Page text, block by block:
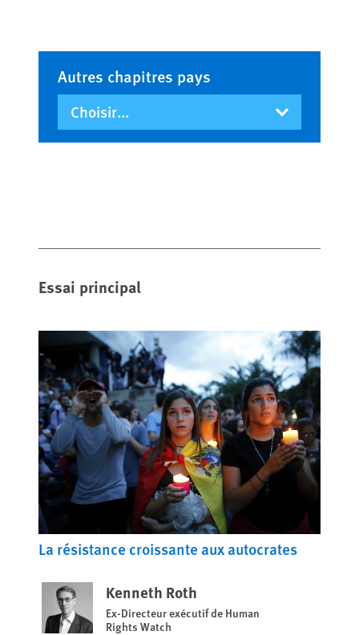
Essai principal
La résistance croissante aux autocrates
Kenneth Roth
Ex-Directeur exécutif de Human
Rights Watch
Autres chapitres pays